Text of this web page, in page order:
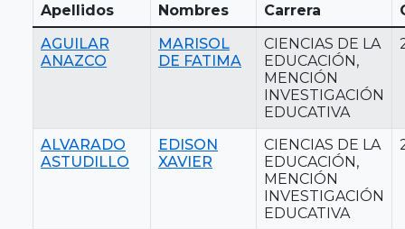
Apellidos Nombres Carrera
AGUILAR
ANAZCO
MARISOL
DE FATIMA
CIENCIAS DE LA
EDUCACIÓN,
MENCIÓN
INVESTIGACIÓN
EDUCATIVA
ALVARADO
ASTUDILLO
EDISON
XAVIER
CIENCIAS DE LA
EDUCACIÓN,
MENCIÓN
INVESTIGACIÓN
EDUCATIVA